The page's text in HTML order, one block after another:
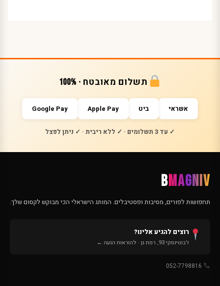
תשלום מאובטח · 100%
אשראי ביט Apple Pay
Google Pay
✓ עד 3 תשלומים · ✓ ללא ריבית · ✓ ניתן לפצל
BMAGNIV
תחפושות לפורים, מסיבות ופסטיבלים. המותג הישראלי הכי מבוקש לקסום שלך.
רוצים להגיע אלינו?
ז'בוטינסקי 93, רמת גן · להוראות הגעה ←